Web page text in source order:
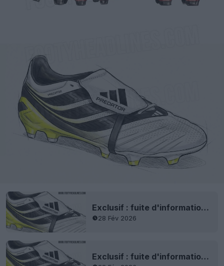
Exclusif : fuite d'informations sur les chaussures Adidas Predator 2027 blanc/citron vert de nouvelle génération
28 Fév 2026
Exclusif : fuite d'informations sur les chaussures Adidas Predator 2027 blanc/citron vert de nouvelle génération